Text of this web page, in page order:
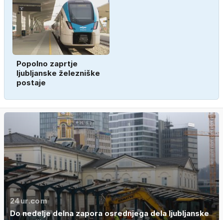
Popolno zaprtje
ljubljanske železniške
postaje
24ur.com
Do nedelje delna zapora osrednjega dela ljubljanske